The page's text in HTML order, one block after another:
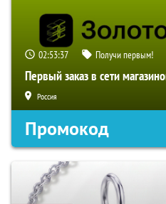
02:53:36 Получи первым!
Первый заказ в сети
Россия
Промокод